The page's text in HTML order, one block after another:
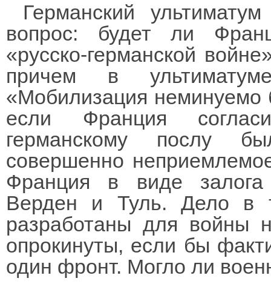
Германский
вопрос: будет ли
«русско-германской
причем в
«Мобилизация неминуемо
если Франция
германскому послу
совершенно
Франция в виде залога
Верден и Туль. Дело в
разработаны для
опрокинуты, если бы
один фронт. Могло ли